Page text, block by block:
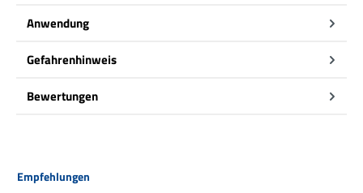
Anwendung
Gefahrenhinweis
Bewertungen
Produktgalerie überspringen
Empfehlungen